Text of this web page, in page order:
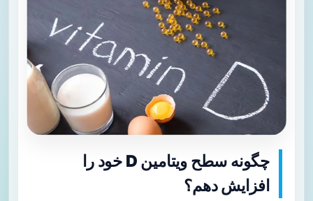
چگونه سطح ویتامین D خود را
افزایش دهم؟